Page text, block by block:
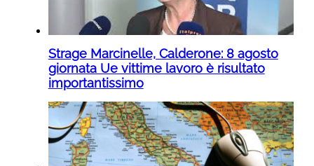
Strage Marcinelle, Calderone: 8 agosto
giornata Ue vittime lavoro è risultato
importantissimo